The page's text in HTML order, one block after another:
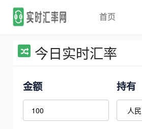
首页
今日实时汇率
金额 持有